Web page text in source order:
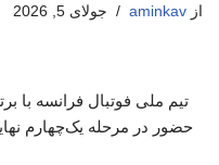
از aminkav جولای 5, 2026
تیم ملی فوتبال فرانسه با
حضور در مرحله یک‌چهارم نهایی جام جهانی